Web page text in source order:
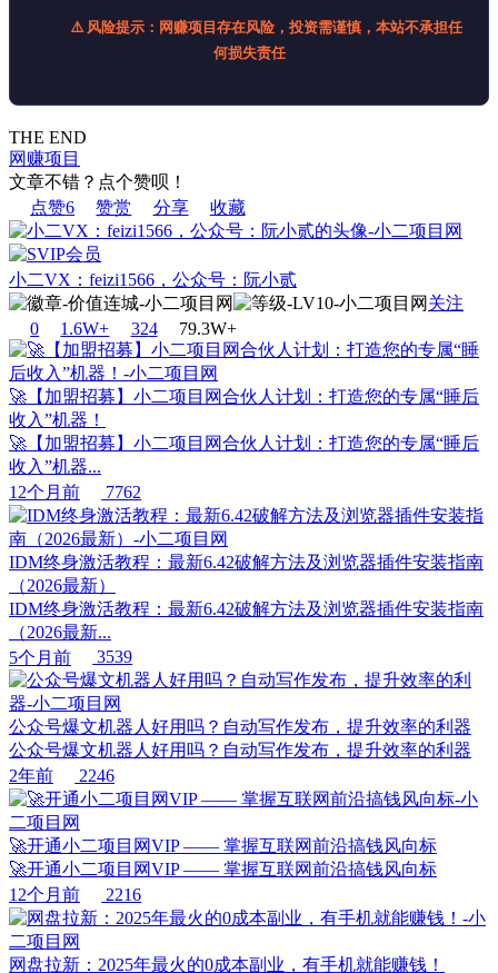
⚠️ 风险提示：网赚项目存在风险，投资需谨慎，本站不承担任
何损失责任
THE END
网赚项目
文章不错？点个赞呗！
点赞6 赞赏 分享 收藏
小二VX：feizi1566，公众号：阮小贰
关注
0
1.6W+ 324 79.3W+
🚀【加盟招募】小二项目网合伙人计划：打造您的专属“睡后
收入”机器！
🚀【加盟招募】小二项目网合伙人计划：打造您的专属“睡后
收入”机器...
12个月前
7762
IDM终身激活教程：最新6.42破解方法及浏览器插件安装指南
（2026最新）
IDM终身激活教程：最新6.42破解方法及浏览器插件安装指南
（2026最新...
5个月前
3539
公众号爆文机器人好用吗？自动写作发布，提升效率的利器
公众号爆文机器人好用吗？自动写作发布，提升效率的利器
2年前
2246
🚀开通小二项目网VIP —— 掌握互联网前沿搞钱风向标
🚀开通小二项目网VIP —— 掌握互联网前沿搞钱风向标
12个月前
2216
网盘拉新：2025年最火的0成本副业，有手机就能赚钱！